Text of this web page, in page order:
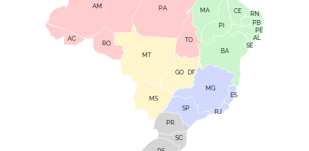
TO
BA
SE
PE
AL
RN
CE
PI
MA
PA
AM
AC
RO
MT
MS
GO
PR
SC
SP
MG
RJ
ES
DF
PB